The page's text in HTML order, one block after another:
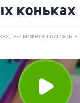
коньках
вы можете поиграть